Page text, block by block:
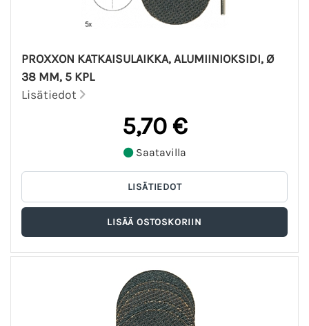
PROXXON KATKAISULAIKKA, ALUMIINIOKSIDI, Ø
38 MM, 5 KPL
Lisätiedot
5,70 €
Saatavilla